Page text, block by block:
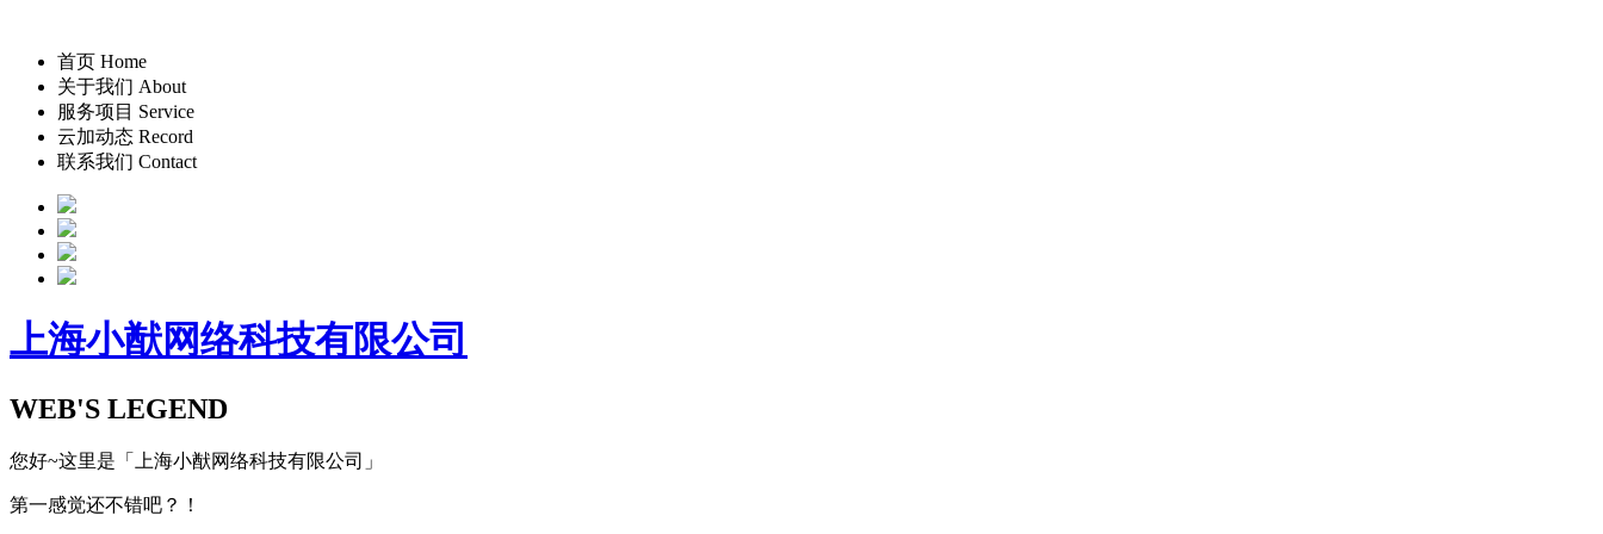
首页 Home
关于我们 About
服务项目 Service
云加动态 Record
联系我们 Contact
上海小猷网络科技有限公司
WEB'S LEGEND
您好~这里是「上海小猷网络科技有限公司」
第一感觉还不错吧？！